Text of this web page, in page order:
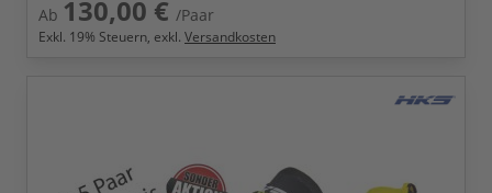
Ab 130,00 € /Paar
Exkl. 19% Steuern, exkl. Versandkosten